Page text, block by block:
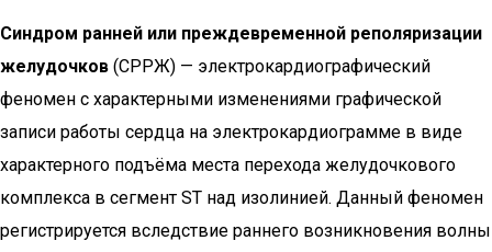
Синдром ранней или преждевременной реполяризации
желудочков (СРРЖ) — электрокардиографический
феномен с характерными изменениями графической
записи работы сердца на электрокардиограмме в виде
характерного подъёма места перехода желудочкового
комплекса в сегмент ST над изолинией. Данный феномен
регистрируется вследствие раннего возникновения волны